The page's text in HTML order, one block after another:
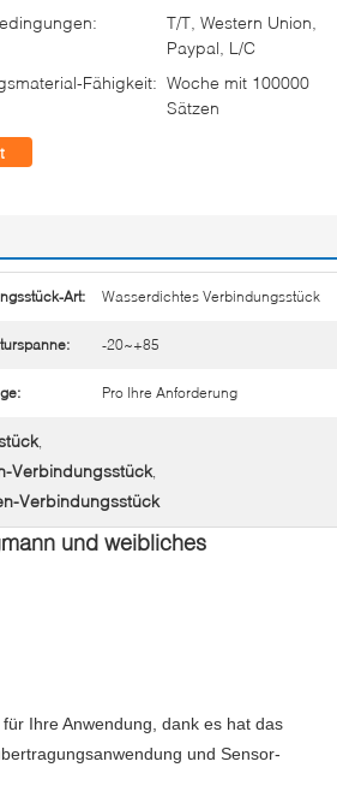
T/T, Western Union,
Paypal, L/C
Fähigkeit: Woche mit 100000
Sätzen
Art: Wasserdichtes Verbindungsstück
-20~+85
Pro Ihre Anforderung
Verbindungsstück
Verbindungsstück
und weibliches
Ihre Anwendung, dank es hat das
und Sensor-